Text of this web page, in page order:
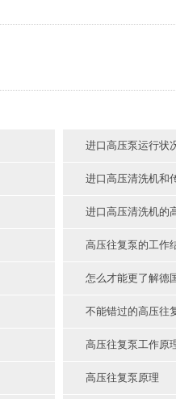
进口高压泵运行状
进口高压清洗机和
进口高压清洗机的
高压往复泵的工作
怎么才能更了解德
不能错过的高压往
高压往复泵工作原
高压往复泵原理